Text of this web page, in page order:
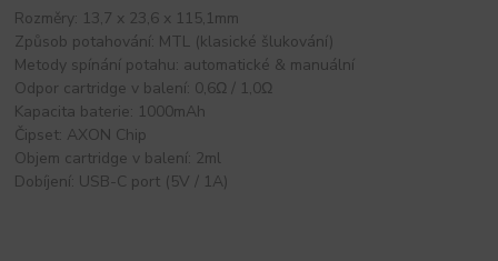
Rozměry: 13,7 x 23,6 x 115,1mm
Způsob potahování: MTL (klasické šlukování)
Metody spínání potahu: automatické & manuální
Odpor cartridge v balení: 0,6Ω / 1,0Ω
Kapacita baterie: 1000mAh
Čipset: AXON Chip
Objem cartridge v balení: 2ml
Dobíjení: USB-C port (5V / 1A)